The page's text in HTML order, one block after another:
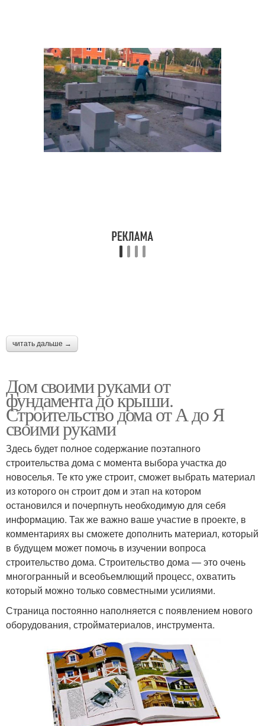
читать дальше →
Дом своими руками от
фундамента до крыши.
Строительство дома от А до Я
своими руками
Здесь будет полное содержание поэтапного
строительства дома с момента выбора участка до
новоселья. Те кто уже строит, сможет выбрать материал
из которого он строит дом и этап на котором
остановился и почерпнуть необходимую для себя
информацию. Так же важно ваше участие в проекте, в
комментариях вы сможете дополнить материал, который
в будущем может помочь в изучении вопроса
строительство дома. Строительство дома — это очень
многогранный и всеобъемлющий процесс, охватить
который можно только совместными усилиями.
Страница постоянно наполняется с появлением нового
оборудования, стройматериалов, инструмента.